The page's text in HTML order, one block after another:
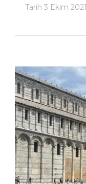
Tarih 3 Ekim 2021